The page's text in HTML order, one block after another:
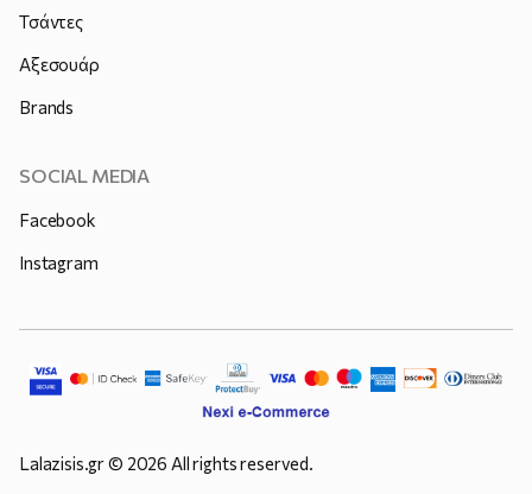
Τσάντες
Αξεσουάρ
Brands
SOCIAL MEDIA
Facebook
Instagram
Lalazisis.gr © 2026 All rights reserved.